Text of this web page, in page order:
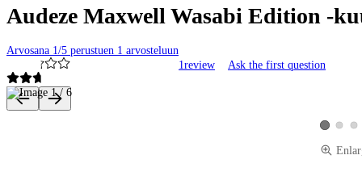
Audeze Maxwell Wasabi Edition -
Arvosana 1/5 perustuen 1 arvosteluun
1review Ask the first question
Product images and videos
ViewView